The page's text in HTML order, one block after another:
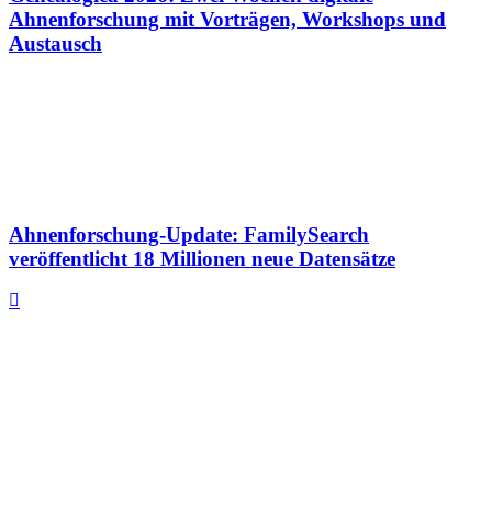
Ahnenforschung mit Vorträgen, Workshops und
Austausch
Ahnenforschung-Update: FamilySearch
veröffentlicht 18 Millionen neue Datensätze